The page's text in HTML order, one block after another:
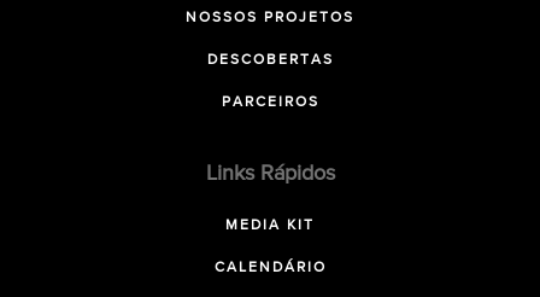
NOSSOS PROJETOS
DESCOBERTAS
PARCEIROS
Links Rápidos
MEDIA KIT
CALENDÁRIO